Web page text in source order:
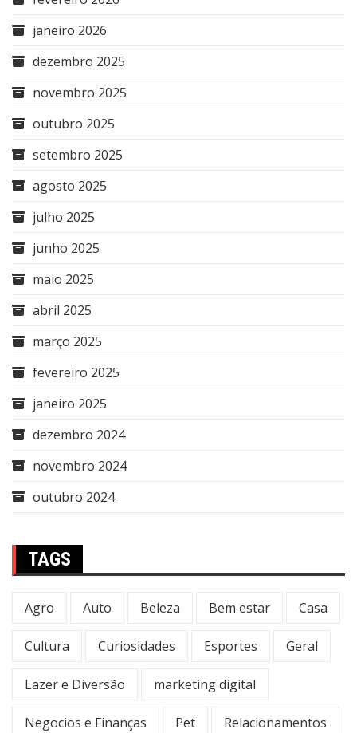
janeiro 2026
dezembro 2025
novembro 2025
outubro 2025
setembro 2025
agosto 2025
julho 2025
junho 2025
maio 2025
abril 2025
março 2025
fevereiro 2025
janeiro 2025
dezembro 2024
novembro 2024
outubro 2024
TAGS
Agro Auto Beleza Bem estar Casa
Cultura Curiosidades Esportes Geral
Lazer e Diversão marketing digital
Negocios e Finanças Pet Relacionamentos